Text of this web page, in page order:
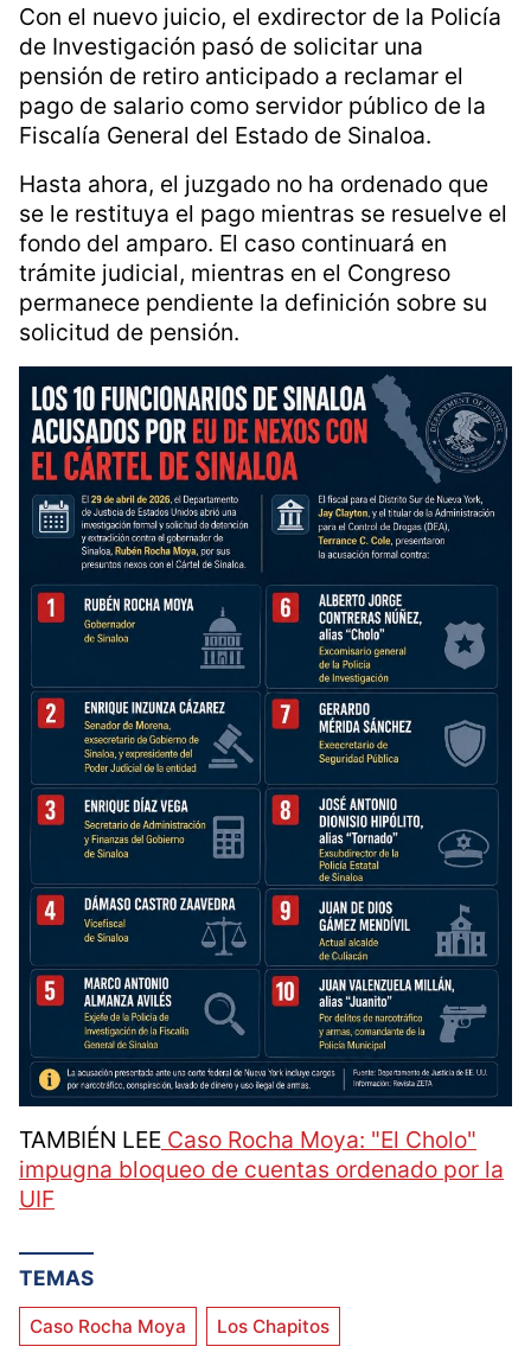
Con el nuevo juicio, el exdirector de la Policía
de Investigación pasó de solicitar una
pensión de retiro anticipado a reclamar el
pago de salario como servidor público de la
Fiscalía General del Estado de Sinaloa.
Hasta ahora, el juzgado no ha ordenado que
se le restituya el pago mientras se resuelve el
fondo del amparo. El caso continuará en
trámite judicial, mientras en el Congreso
permanece pendiente la definición sobre su
solicitud de pensión.
TAMBIÉN LEE Caso Rocha Moya: "El Cholo"
impugna bloqueo de cuentas ordenado por la
UIF
TEMAS
Caso Rocha Moya Los Chapitos